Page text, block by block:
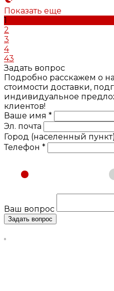
Показать еще
1
2
3
4
43
Задать вопрос
Подробно расскажем о
стоимости доставки,
индивидуальное
клиентов!
Ваше имя *
Эл. почта
Город (населенный
Телефон *
Ваш вопрос
Задать вопрос